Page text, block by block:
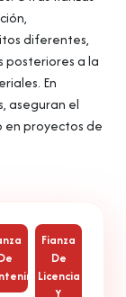
diferentes,
posteriores a la
En
aseguran el
en proyectos de
Fianza
De
Licencia